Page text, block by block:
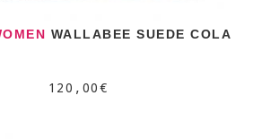
WALLABEE SUEDE COLA
120,00€